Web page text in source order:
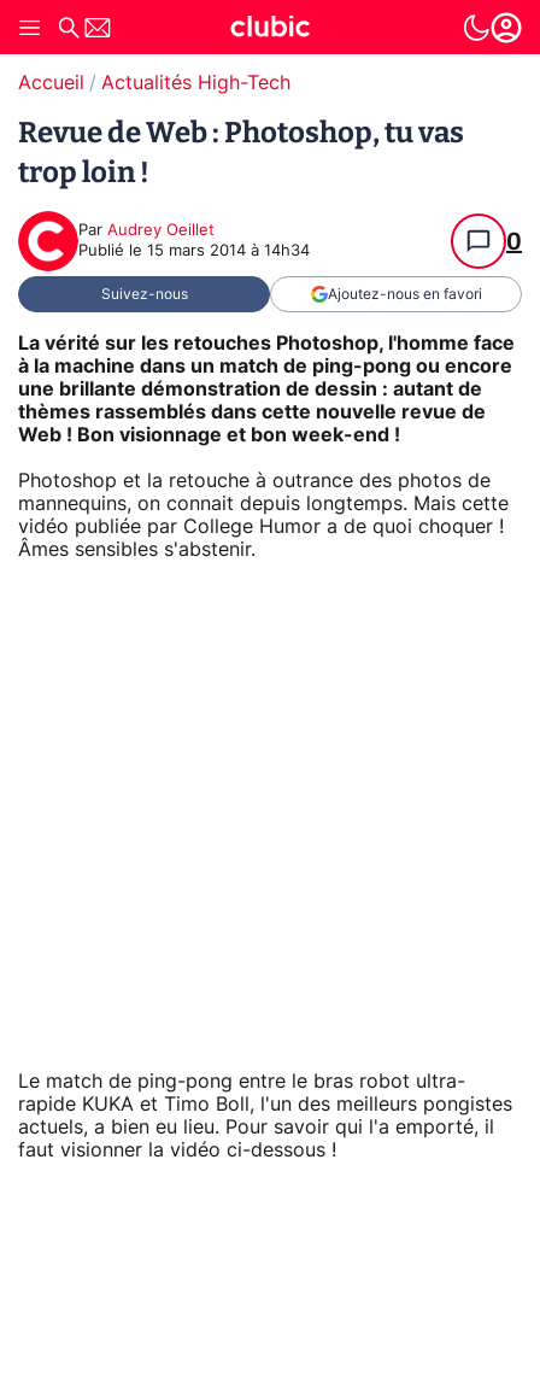
Accueil Actualités High-Tech
Revue de Web : Photoshop, tu vas
trop loin !
Par Audrey Oeillet
Publié le 15 mars 2014 à 14h34 0
Suivez-nous Ajoutez-nous en favori
La vérité sur les retouches Photoshop, l'homme face
à la machine dans un match de ping-pong ou encore
une brillante démonstration de dessin : autant de
thèmes rassemblés dans cette nouvelle revue de
Web ! Bon visionnage et bon week-end !
Photoshop et la retouche à outrance des photos de
mannequins, on connait depuis longtemps. Mais cette
vidéo publiée par College Humor a de quoi choquer !
Âmes sensibles s'abstenir.
Le match de ping-pong entre le bras robot ultra-
rapide KUKA et Timo Boll, l'un des meilleurs pongistes
actuels, a bien eu lieu. Pour savoir qui l'a emporté, il
faut visionner la vidéo ci-dessous !